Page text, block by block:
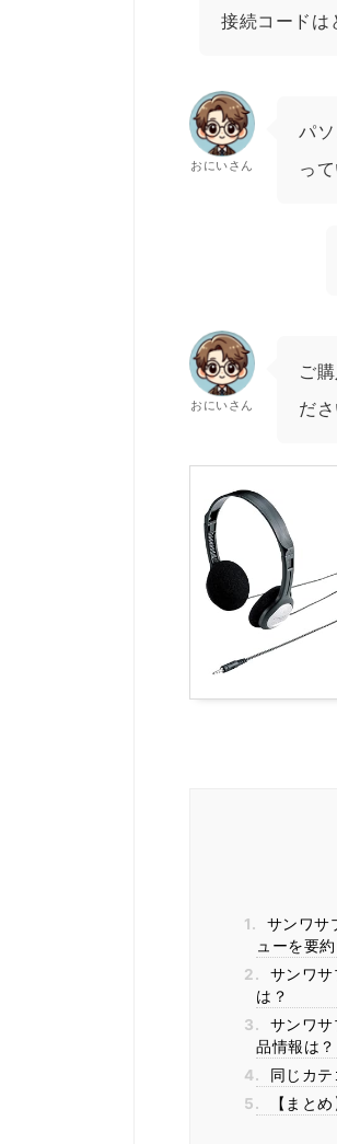
接続コードは
おにいさん
パ
っ
おにいさん
ご
ださ
1.
サンワサ
ューを要約
2.
サンワ
は？
3.
サンワ
品情報は？
4.
同じカテ
5.
【まと